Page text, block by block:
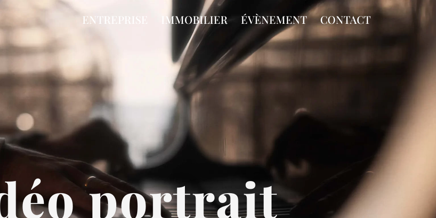
ENTREPRISE IMMOBILIER ÉVÈNEMENT CONTACT
portrait